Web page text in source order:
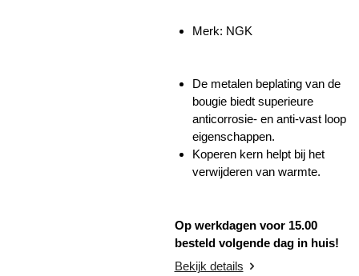
Merk: NGK
De metalen beplating van de
bougie biedt superieure
anticorrosie- en anti-vast loop
eigenschappen.
Koperen kern helpt bij het
verwijderen van warmte.
Op werkdagen voor 15.00
besteld volgende dag in huis!
Bekijk details